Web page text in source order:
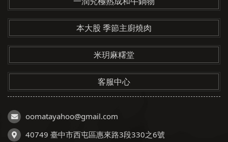
本大股 季節主廚燒肉
米玥麻糬堂
客服中心
oomatayahoo@gmail.com
40749 臺中市西屯區惠來路3段330之6號